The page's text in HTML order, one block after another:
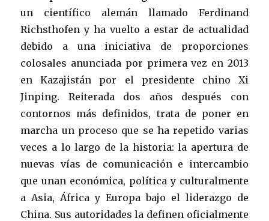
un científico alemán llamado Ferdinand
Richsthofen y ha vuelto a estar de actualidad
debido a una iniciativa de proporciones
colosales anunciada por primera vez en 2013
en Kazajistán por el presidente chino Xi
Jinping. Reiterada dos años después con
contornos más definidos, trata de poner en
marcha un proceso que se ha repetido varias
veces a lo largo de la historia: la apertura de
nuevas vías de comunicación e intercambio
que unan económica, política y culturalmente
a Asia, África y Europa bajo el liderazgo de
China. Sus autoridades la definen oficialmente